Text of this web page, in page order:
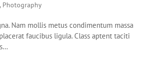
, Photography
Nam mollis metus condimentum massa
faucibus ligula. Class aptent taciti